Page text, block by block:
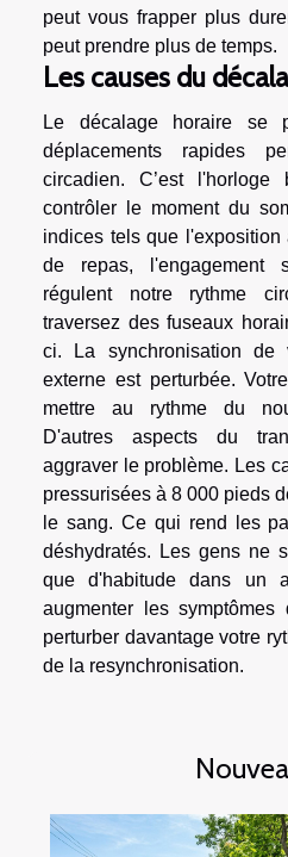
peut vous frapper plus
peut prendre plus de temps.
Les causes du
Le décalage horaire se
déplacements rapides
circadien. C’est
contrôler le moment du
indices tels que
de repas, l'engagement
régulent notre rythme
traversez des fuseaux
ci. La synchronisation de
externe est perturbée.
mettre au rythme du
D'autres aspects du
aggraver le problème. Les
pressurisées à 8 000 pieds
le sang. Ce qui rend les
déshydratés. Les gens ne
que d'habitude dans un
augmenter les
perturber davantage votre
de la resynchronisation.